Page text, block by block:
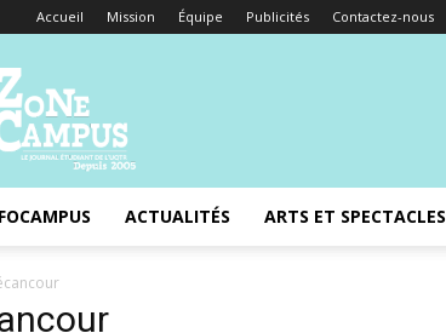
Accueil Mission Équipe Publicités Contactez-nous
Campus
ACTUALITÉS ARTS ET SPECTACLES